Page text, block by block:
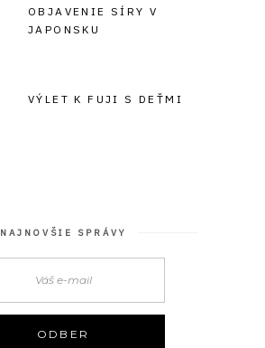
OBJAVENIE SÍRY V
JAPONSKU
VÝLET K FUJI S DEŤMI
NAJNOVŠIE SPRÁVY